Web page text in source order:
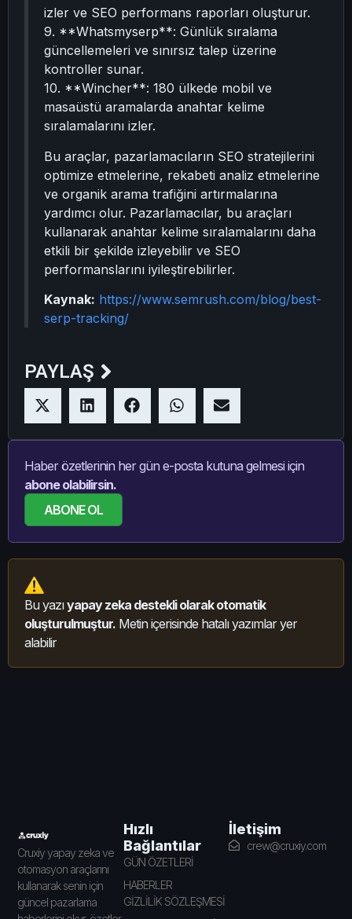
izler ve SEO performans raporları oluşturur.
9. **Whatsmyserp**: Günlük sıralama
güncellemeleri ve sınırsız talep üzerine
kontroller sunar.
10. **Wincher**: 180 ülkede mobil ve
masaüstü aramalarda anahtar kelime
sıralamalarını izler.
Bu araçlar, pazarlamacıların SEO stratejilerini
optimize etmelerine, rekabeti analiz etmelerine
ve organik arama trafiğini artırmalarına
yardımcı olur. Pazarlamacılar, bu araçları
kullanarak anahtar kelime sıralamalarını daha
etkili bir şekilde izleyebilir ve SEO
performanslarını iyileştirebilirler.
Kaynak: https://www.semrush.com/blog/best-
serp-tracking/
PAYLAŞ
Haber özetlerinin her gün e-posta kutuna gelmesi için
abone olabilirsin.
ABONE OL
Bu yazıyapay zeka destekli olarak otomatik
oluşturulmuştur. Metin içerisinde hatalı yazımlar yer
alabilir
Cruxiy yapay zeka ve
otomasyon araçlarını
kullanarak senin için
güncel pazarlama
Hızlı
Bağlantılar
GÜN ÖZETLERİ
HABERLER
GİZLİLİK SÖZLEŞMESİ
İletişim
crew@cruxiy.com